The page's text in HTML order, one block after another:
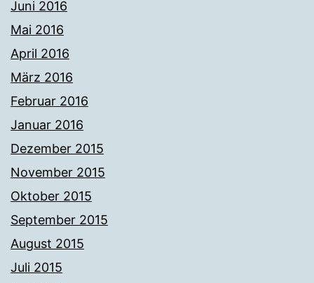
Juni 2016
Mai 2016
April 2016
März 2016
Februar 2016
Januar 2016
Dezember 2015
November 2015
Oktober 2015
September 2015
August 2015
Juli 2015